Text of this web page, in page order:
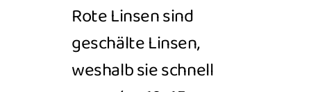
Rote Linsen sind
geschälte Linsen,
weshalb sie schnell